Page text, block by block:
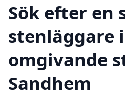
Sök efter en
stenläggare
omgivande
Sandhem